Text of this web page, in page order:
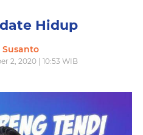
Hidup
2, 2020 | 10:53 WIB